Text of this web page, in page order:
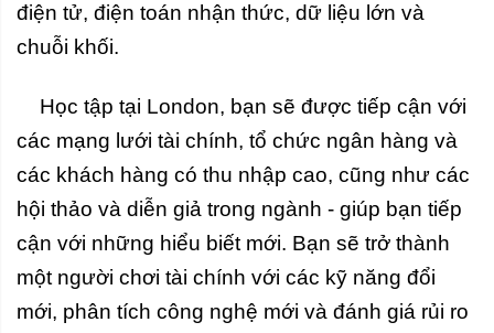
điện tử, điện toán nhận thức, dữ liệu lớn và
chuỗi khối.
Học tập tại London, bạn sẽ được tiếp cận với
các mạng lưới tài chính, tổ chức ngân hàng và
các khách hàng có thu nhập cao, cũng như các
hội thảo và diễn giả trong ngành - giúp bạn tiếp
cận với những hiểu biết mới. Bạn sẽ trở thành
một người chơi tài chính với các kỹ năng đổi
mới, phân tích công nghệ mới và đánh giá rủi ro